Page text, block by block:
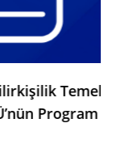
Temel
Program